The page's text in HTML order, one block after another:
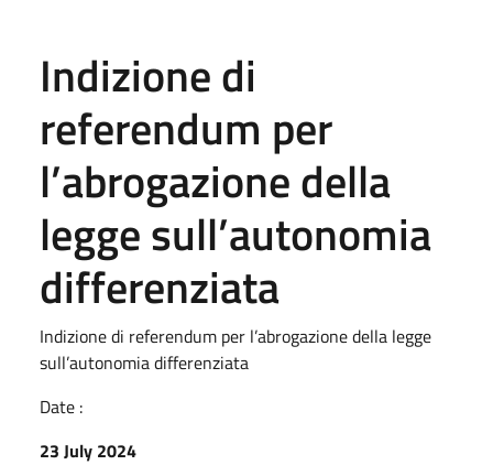
Indizione di
referendum per
l’abrogazione della
legge sull’autonomia
differenziata
Indizione di referendum per l’abrogazione della legge
sull’autonomia differenziata
Date :
23 July 2024